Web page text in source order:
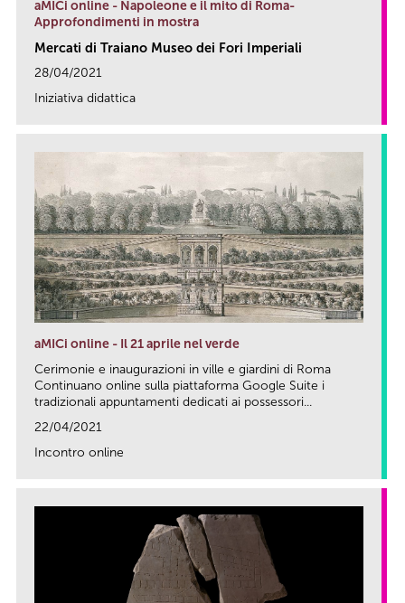
aMICi online - Napoleone e il mito di Roma-
Approfondimenti in mostra
Mercati di Traiano Museo dei Fori Imperiali
28/04/2021
Iniziativa didattica
aMICi online - Il 21 aprile nel verde
Cerimonie e inaugurazioni in ville e giardini di Roma
Continuano online sulla piattaforma Google Suite i
tradizionali appuntamenti dedicati ai possessori...
22/04/2021
Incontro online